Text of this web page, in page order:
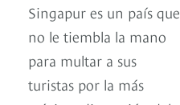
Singapur es un país que
no le tiembla la mano
para multar a sus
turistas por la más